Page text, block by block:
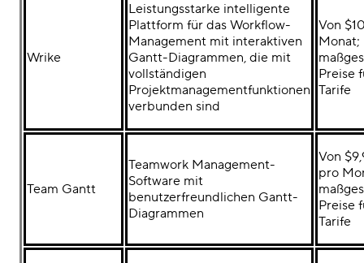
Wrike
Leistungsstarke intelligente
Plattform für das Workflow-
Management mit interaktiven
Gantt-Diagrammen, die mit
vollständigen
Projektmanagementfunktionen
verbunden sind
Von
Monat;
Preise
Tarife
Team Gantt
Teamwork Management-
Software mit
benutzerfreundlichen Gantt-
Diagrammen
Von
pro
Preise
Tarife